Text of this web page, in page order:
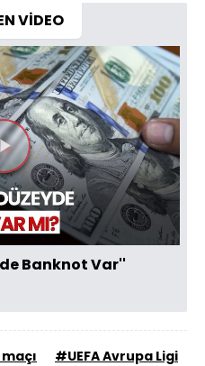
VİDEO
Videoyu
Oynat
Banknot Var''
#UEFA Avrupa Ligi